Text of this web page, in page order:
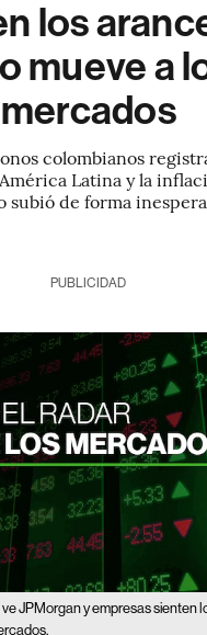
los
mueve a
mercados
colombianos
Latina y la
subió de forma
PUBLICIDAD
JPMorgan y empresas sienten